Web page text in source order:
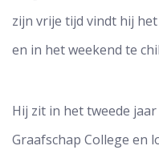
zijn vrije tijd vindt hij
en in het weekend te
Hij zit in het tweede
Graafschap College en